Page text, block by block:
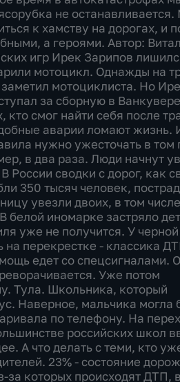
не
к хамству на дорогах, и
а героями. Автор:
игр Ирек Зарипов
мотоцикл. Однажды на
мотоциклиста. Но
за сборную в
смог найти себя после
аварии ломают жизнь.
нужно ужесточать в том
в два раза. Люди начнут
России сводки с дорог, как
350 тысяч человек,
увезли двоих, в том числе
белой иномарке застряло
уже не получится. У черной
перекрестке - классика
едет со спецсигналами.
Уже потом
Тула. Школьника, который
Наверное, мальчика могла
по телефону. На
российских школ
А что делать с теми, кто
23% - состояние
которых происходят ДТП,